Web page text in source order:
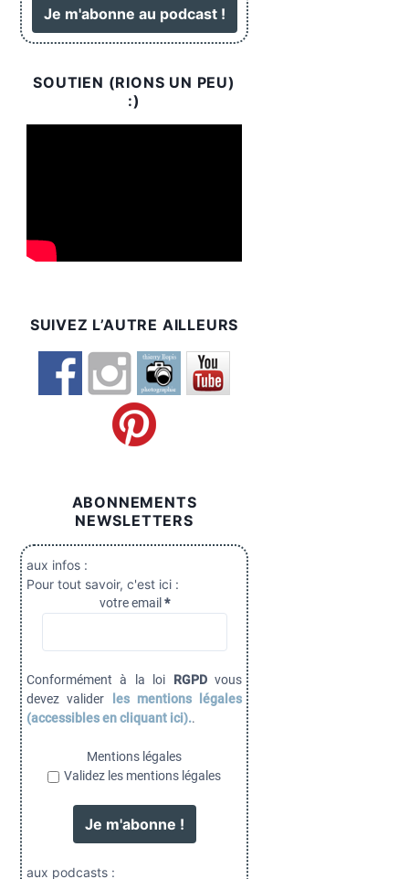
SOUTIEN (RIONS UN PEU)
:)
SUIVEZ L’AUTRE AILLEURS
ABONNEMENTS
NEWSLETTERS
aux infos :
Pour tout savoir, c'est ici :
votre email *
Conformément à la loi RGPDvous
devez valider
les mentions légales
(accessibles en cliquant ici)..
Mentions légales
Validez les mentions légales
aux podcasts :